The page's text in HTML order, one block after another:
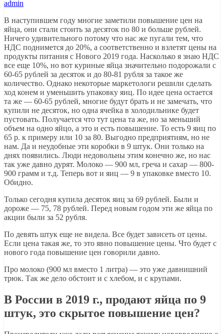
admin
В наступившем году многие заметили повышение цен на
яйца, они стали стоить за десяток по 80 и больше рублей.
Ничего удивительного потому что нас же пугали тем, что
НДС поднимется до 20%, а соответственно и взлетят цены на
продукты питания с Нового 2019 года. Насколько я знаю НДС
все еще 10%, но вот куриные яйца значительно подорожали с
60-65 рублей за десяток и до 80-81 рубля за такое же
количество. Однако некоторые маркетологи решили сделать
ход конем и уменьшить упаковку яиц. По идее цена остается
та же — 60-65 рублей, многие будут брать и не замечать, что
купили не десяток, но одна ячейка в холодильнике будет
пустовать. Получается что тут цена та же, но за меньший
объем на одно яйцо, а это и есть повышение. То есть 9 яиц по
65 р. к примеру или 10 за 80. Выгодно предприятиям, но не
нам. Да и неудобные эти коробки в 9 штук. Они только на
днях появились. Люди недовольны этим конечно же, но нас
так уже давно дурят. Молоко — 900 мл, греча и сахар — 800-
900 грамм и т.д. Теперь вот и яиц — 9 в упаковке вместо 10.
Обидно.
Только сегодня купила десяток яиц за 69 рублей. Были и
дороже — 75, 78 рублей. Перед новым годом эти же яйца по
акции были за 52 рубля.
По девять штук еще не видела. Все будет зависеть от цены.
Если цена такая же, то это явно повышение цены. Что будет с
нового года повышение цен говорили давно.
Про молоко (900 мл вместо 1 литра) — это уже давнишний
трюк. Так же дело обстоит и с хлебом, и с крупами.
В России в 2019 г., продают яйца по 9
штук, это скрытое повышение цен?